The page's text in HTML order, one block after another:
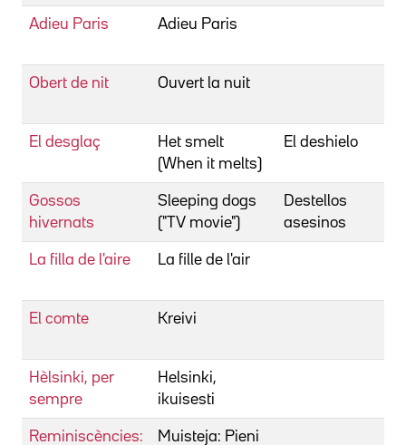
Adieu Paris Adieu Paris
Obert de nit Ouvert la nuit
El desglaç
Het smelt
(When it melts)
El deshielo
Gossos
hivernats
Sleeping dogs
("TV movie")
Destellos
asesinos
La filla de l'aire La fille de l'air
El comte Kreivi
Hèlsinki, per
sempre
Helsinki,
ikuisesti
Reminiscències: Muisteja: Pieni